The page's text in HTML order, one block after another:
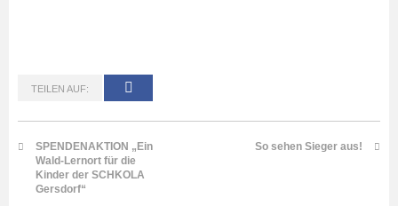
TEILEN AUF:
SPENDENAKTION „Ein
Wald-Lernort für die
Kinder der SCHKOLA
Gersdorf“
So sehen Sieger aus!